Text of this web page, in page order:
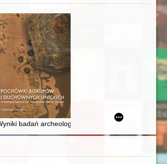
w aktach CIA
drogach we wrześniu 1939 r. w zapisie
Autokefalicznym Kościołem Prawosławnym a
badań archeologicznych nad obrządkiem